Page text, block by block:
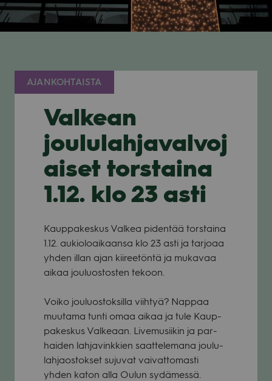
AJANKOHTAISTA
Valkean
joululahjavalvoj
aiset torstaina
1.12. klo 23 asti
Kaup­pa­kes­kus Val­kea piden­tää tors­taina
1.12. aukio­loai­kaansa klo 23 asti ja tar­joaa
yhden illan ajan kii­ree­töntä ja muka­vaa
aikaa jou­luos­tos­ten tekoon.
Voiko jou­luos­tok­silla viih­tyä? Nap­paa
muu­tama tunti omaa aikaa ja tule Kaup­
pa­kes­kus Val­ke­aan. Live­musii­kin ja par­
hai­den lah­ja­vink­kien saat­te­le­mana jou­lu­
lah­jaos­tok­set suju­vat vai­vat­to­masti
yhden katon alla Oulun sydä­messä.